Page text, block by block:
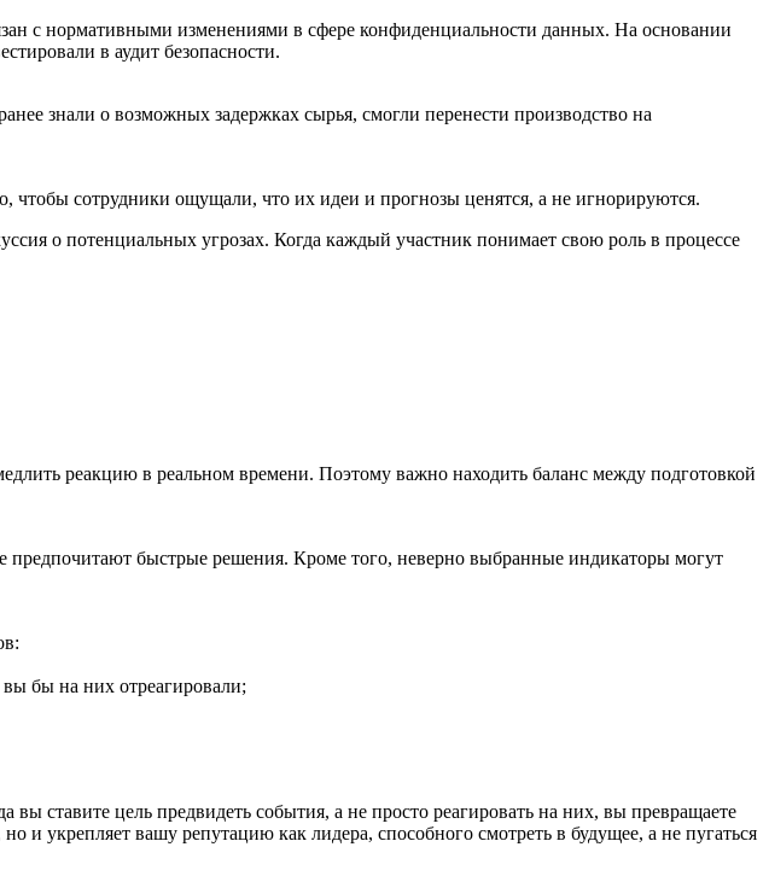
с нормативными изменениями в сфере конфиденциальности данных. На основании
в аудит безопасности.
знали о возможных задержках сырья, смогли перенести производство на
чтобы сотрудники ощущали, что их идеи и прогнозы ценятся, а не игнорируются.
о потенциальных угрозах. Когда каждый участник понимает свою роль в процессе
реакцию в реальном времени. Поэтому важно находить баланс между подготовкой
предпочитают быстрые решения. Кроме того, неверно выбранные индикаторы могут
бы на них отреагировали;
ставите цель предвидеть события, а не просто реагировать на них, вы превращаете
и укрепляет вашу репутацию как лидера, способного смотреть в будущее, а не пугаться